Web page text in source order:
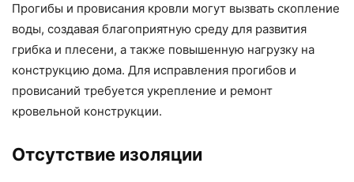
Прогибы и провисания кровли могут вызвать скопление
воды, создавая благоприятную среду для развития
грибка и плесени, а также повышенную нагрузку на
конструкцию дома. Для исправления прогибов и
провисаний требуется укрепление и ремонт
кровельной конструкции.
Отсутствие изоляции